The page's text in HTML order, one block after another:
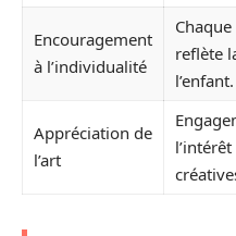
Encouragement
à l’individualité
reflète
l’enfant.
Appréciation de
l’art